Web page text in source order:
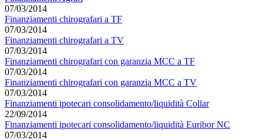
07/03/2014
Finanziamenti chirografari a TF
07/03/2014
Finanziamenti chirografari a TV
07/03/2014
Finanziamenti chirografari con garanzia MCC a TF
07/03/2014
Finanziamenti chirografari con garanzia MCC a TV
07/03/2014
Finanziamenti ipotecari consolidamento/liquidità Collar
22/09/2014
Finanziamenti ipotecari consolidamento/liquidità Euribor NC
07/03/2014